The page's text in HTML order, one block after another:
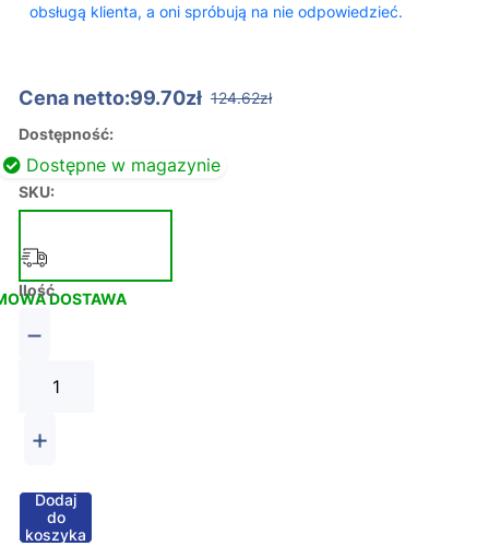
obsługą klienta, a oni spróbują na nie odpowiedzieć.
Cena netto:99.70zł 124.62zł
Dostępność:
Dostępne w magazynie
SKU:
DOSTAWA
Ilość
−
+
Dodaj
do
koszyka